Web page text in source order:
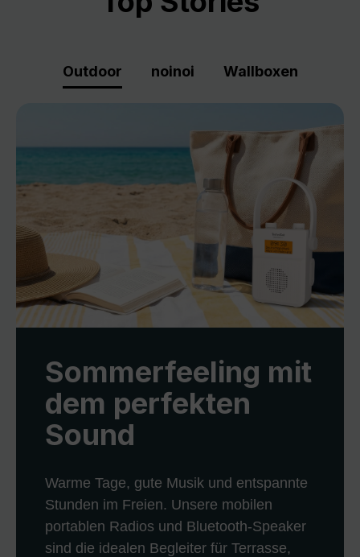
Outdoor noinoi Wallboxen
Sommerfeeling mit
dem perfekten
Sound
Warme Tage, gute Musik und entspannte
Stunden im Freien. Unsere mobilen
portablen Radios und Bluetooth-Speaker
sind die idealen Begleiter für Terrasse,